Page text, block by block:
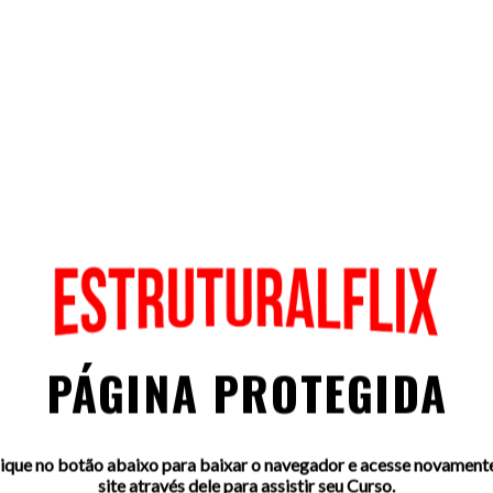
PÁGINA PROTEGIDA
no botão abaixo para baixar o navegador e acesse
site através dele para assistir seu Curso.